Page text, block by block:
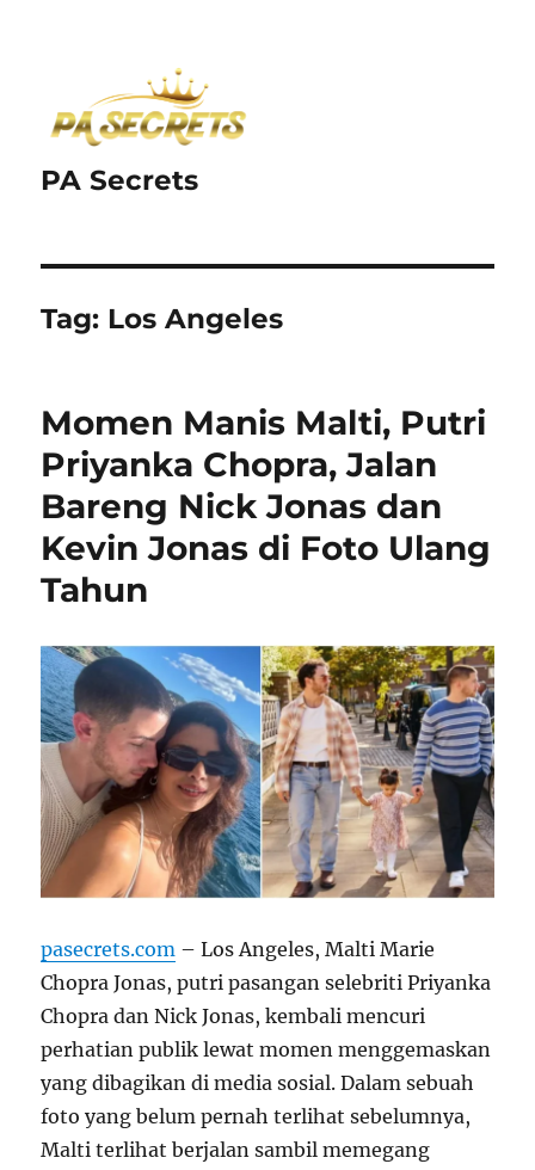
PA Secrets
Tag: Los Angeles
Momen Manis Malti, Putri
Priyanka Chopra, Jalan
Bareng Nick Jonas dan
Kevin Jonas di Foto Ulang
Tahun
pasecrets.com – Los Angeles, Malti Marie
Chopra Jonas, putri pasangan selebriti Priyanka
Chopra dan Nick Jonas, kembali mencuri
perhatian publik lewat momen menggemaskan
yang dibagikan di media sosial. Dalam sebuah
foto yang belum pernah terlihat sebelumnya,
Malti terlihat berjalan sambil memegang